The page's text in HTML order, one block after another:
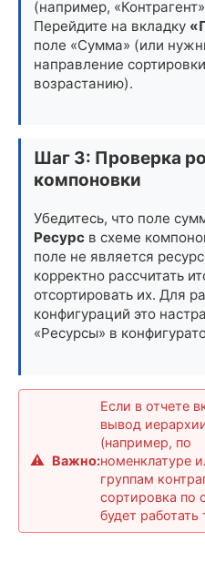
(например,
Перейдите на вкладку
поле «Сумма» (или
направление
возрастанию).
Шаг 3: Проверка
компоновки
Убедитесь, что поле
Ресурс в схеме
поле не является
корректно рассчитать
отсортировать их. Для
конфигураций это
«Ресурсы» в
Важно:
Если в отчете
вывод
(например, по
номенклатуре
группам
сортировка по
будет работать